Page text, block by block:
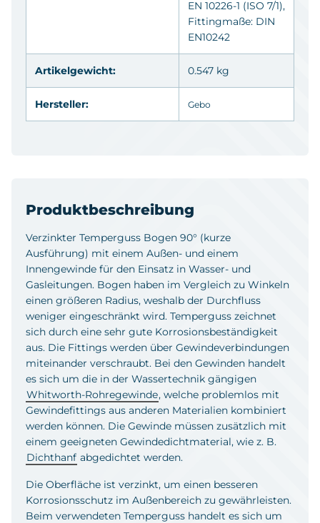
Produktbeschreibung
Verzinkter Temperguss Bogen 90° (kurze
Ausführung) mit einem Außen- und einem
Innengewinde für den Einsatz in Wasser- und
Gasleitungen. Bogen haben im Vergleich zu Winkeln
einen größeren Radius, weshalb der Durchfluss
weniger eingeschränkt wird. Temperguss zeichnet
sich durch eine sehr gute Korrosionsbeständigkeit
aus. Die Fittings werden über Gewindeverbindungen
miteinander verschraubt. Bei den Gewinden handelt
es sich um die in der Wassertechnik gängigen
Whitworth-Rohregewinde, welche problemlos mit
Gewindefittings aus anderen Materialien kombiniert
werden können. Die Gewinde müssen zusätzlich mit
einem geeigneten Gewindedichtmaterial, wie z. B.
Dichthanf abgedichtet werden.
Die Oberfläche ist verzinkt, um einen besseren
Korrosionsschutz im Außenbereich zu gewährleisten.
Beim verwendeten Temperguss handelt es sich um
EN 10226-1 (ISO 7/1),
Fittingmaße: DIN
EN10242
Artikelgewicht: 0.547 kg
Hersteller: Gebo